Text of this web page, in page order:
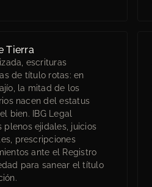
Tierra
escrituras
de título rotas: en
la mitad de los
nacen del estatus
bien. IBG Legal
plenos ejidales, juicios
prescripciones
ante el Registro
para sanear el título